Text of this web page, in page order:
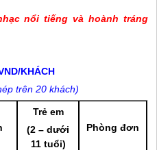
nổi tiếng và hoành tráng
KHÁCH
trên 20 khách)
Trẻ em
(2 – dưới
11 tuổi)
Phòng đơn